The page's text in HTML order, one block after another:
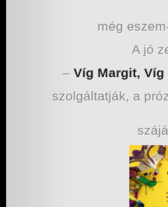
még
A jó
– Víg Margit, Víg
szolgáltatják, a